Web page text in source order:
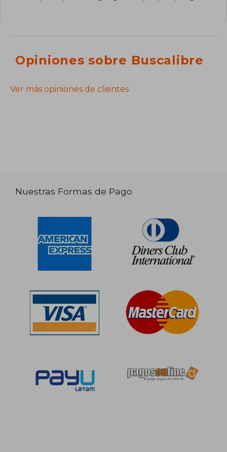
Opiniones sobre Buscalibre
Ver más opiniones de clientes
Nuestras Formas de Pago